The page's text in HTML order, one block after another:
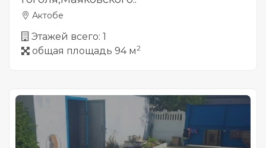
Актобе
Этажей всего: 1
общая площадь 94 м2